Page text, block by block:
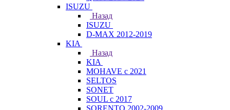
ISUZU
Назад
ISUZU
D-MAX 2012-2019
KIA
Назад
KIA
MOHAVE с 2021
SELTOS
SONET
SOUL с 2017
SORENTO 2002-2009